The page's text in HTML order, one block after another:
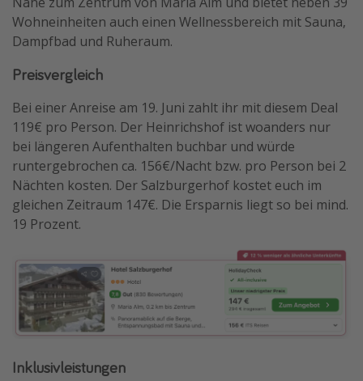
Wohneinheiten auch einen Wellnessbereich mit Sauna,
Dampfbad und Ruheraum.
Preisvergleich
Bei einer Anreise am 19. Juni zahlt ihr mit diesem Deal
119€ pro Person. Der Heinrichshof ist woanders nur
bei längeren Aufenthalten buchbar und würde
runtergebrochen ca. 156€/Nacht bzw. pro Person bei 2
Nächten kosten. Der Salzburgerhof kostet euch im
gleichen Zeitraum 147€. Die Ersparnis liegt so bei mind.
19 Prozent.
Inklusivleistungen